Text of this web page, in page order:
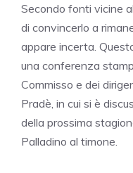
Secondo fonti vicine
di convincerlo a
appare incerta.
una conferenza
Commisso e dei
Pradè, in cui si è
della prossima
Palladino al timone.